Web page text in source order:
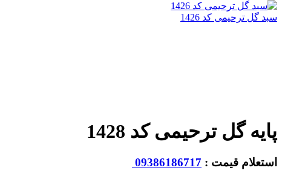
سبد گل ترحیمی کد 1426
پایه گل ترحیمی کد 1428
استعلام قیمت : 09386186717